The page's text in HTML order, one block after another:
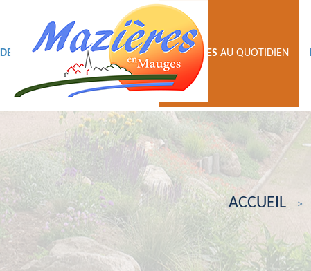
DECOUVRIR VIEMUNICIPALE MAZIERES AU QUOTIDIEN
ACCUEIL